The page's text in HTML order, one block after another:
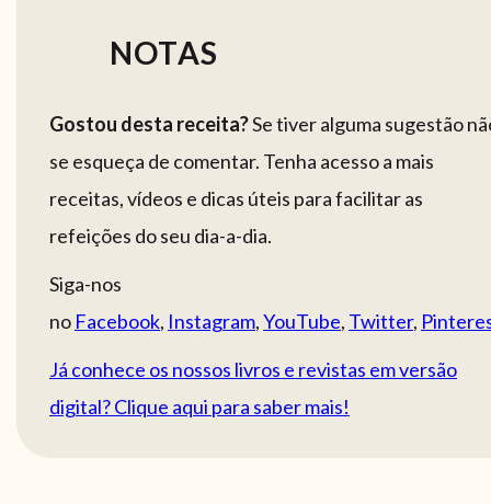
NOTAS
Gostou desta receita?Se tiver alguma sugestão
se esqueça de comentar. Tenha acesso a mais
receitas, vídeos e dicas úteis para facilitar as
refeições do seu dia-a-dia.
Siga-nos
no Facebook, Instagram,YouTube, Twitter,
Já conhece os nossos livros e revistas em versão
digital? Clique aqui para saber mais!